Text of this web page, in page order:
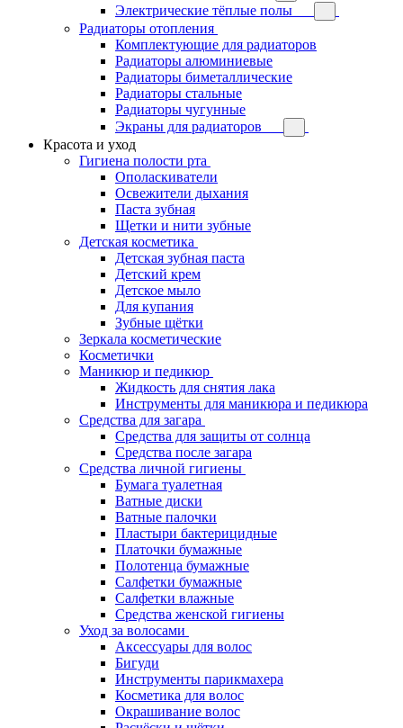
Электрические тёплые полы
Радиаторы отопления
Комплектующие для радиаторов
Радиаторы алюминиевые
Радиаторы биметаллические
Радиаторы стальные
Радиаторы чугунные
Экраны для радиаторов
Красота и уход
Гигиена полости рта
Ополаскиватели
Освежители дыхания
Паста зубная
Щетки и нити зубные
Детская косметика
Детская зубная паста
Детский крем
Детское мыло
Для купания
Зубные щётки
Зеркала косметические
Косметички
Маникюр и педикюр
Жидкость для снятия лака
Инструменты для маникюра и педикюра
Средства для загара
Средства для защиты от солнца
Средства после загара
Средства личной гигиены
Бумага туалетная
Ватные диски
Ватные палочки
Пластыри бактерицидные
Платочки бумажные
Полотенца бумажные
Салфетки бумажные
Салфетки влажные
Средства женской гигиены
Уход за волосами
Аксессуары для волос
Бигуди
Инструменты парикмахера
Косметика для волос
Окрашивание волос